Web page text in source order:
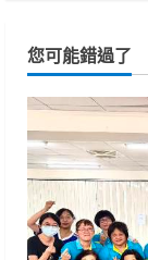
您可能錯過了